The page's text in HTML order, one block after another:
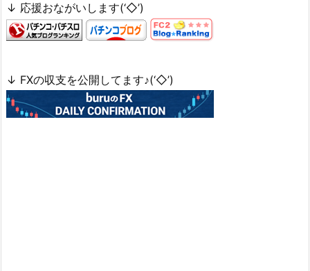
↓ 応援おながいします(‘◇’)ゞ
↓ FXの収支を公開してます♪(‘◇’)ゞ